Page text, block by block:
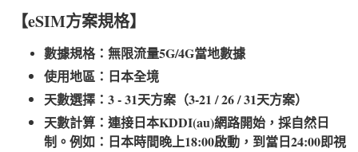
【eSIM方案規格】
數據規格：無限流量5G/4G當地數據
使用地區：日本全境
天數選擇：3 - 31天方案（3-21 / 26 / 31天方案）
天數計算：連接日本KDDI(au)網路開始，採自然日
制。例如：日本時間晚上18:00啟動，到當日24:00即視